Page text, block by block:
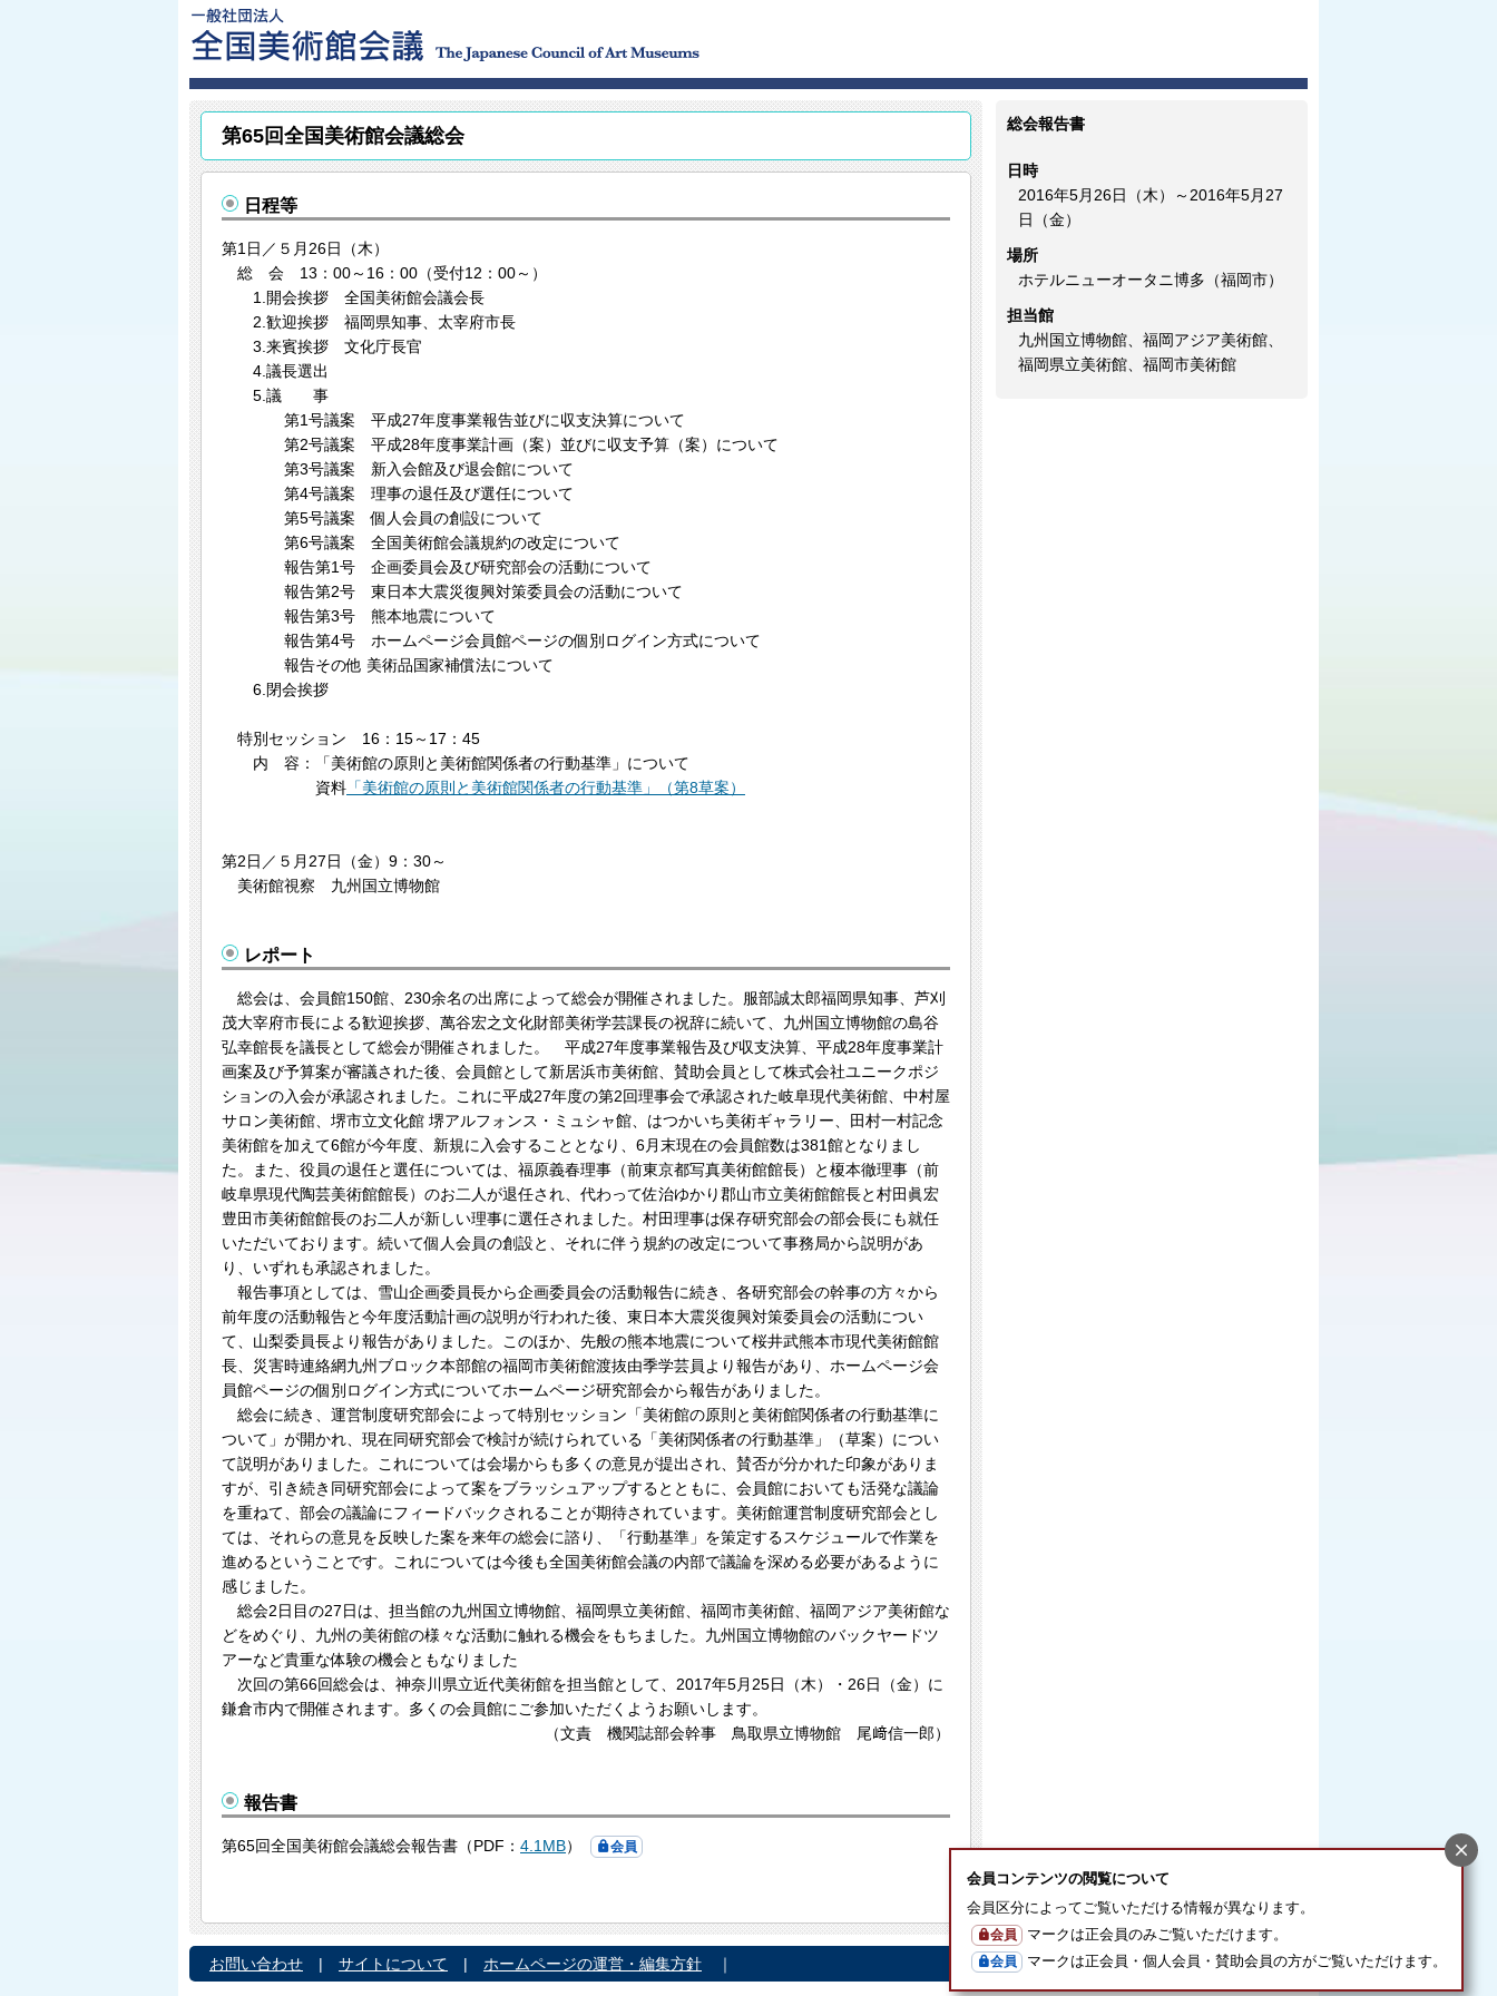
第65回全国美術館会議総会
日程等
第1日／５月26日（木）
総 会 13：00～16：00（受付12：00～）
1.開会挨拶 全国美術館会議会長
2.歓迎挨拶 福岡県知事、太宰府市長
3.来賓挨拶 文化庁長官
4.議長選出
5.議 事
第1号議案 平成27年度事業報告並びに収支決算について
第2号議案 平成28年度事業計画（案）並びに収支予算（案）について
第3号議案 新入会館及び退会館について
第4号議案 理事の退任及び選任について
第5号議案 個人会員の創設について
第6号議案 全国美術館会議規約の改定について
報告第1号 企画委員会及び研究部会の活動について
報告第2号 東日本大震災復興対策委員会の活動について
報告第3号 熊本地震について
報告第4号 ホームページ会員館ページの個別ログイン方式について
報告その他 美術品国家補償法について
6.閉会挨拶
特別セッション 16：15～17：45
内 容：「美術館の原則と美術館関係者の行動基準」について
資料 「美術館の原則と美術館関係者の行動基準」（第8草案）
第2日／５月27日（金）9：30～
美術館視察 九州国立博物館
レポート
総会は、会員館150館、230余名の出席によって総会が開催されました。服部誠太郎福岡県知事、芦刈
茂大宰府市長による歓迎挨拶、萬谷宏之文化財部美術学芸課長の祝辞に続いて、九州国立博物館の島谷
弘幸館長を議長として総会が開催されました。 平成27年度事業報告及び収支決算、平成28年度事業計
画案及び予算案が審議された後、会員館として新居浜市美術館、賛助会員として株式会社ユニークポジ
ションの入会が承認されました。これに平成27年度の第2回理事会で承認された岐阜現代美術館、中村屋
サロン美術館、堺市立文化館 堺アルフォンス・ミュシャ館、はつかいち美術ギャラリー、田村一村記念
美術館を加えて6館が今年度、新規に入会することとなり、6月末現在の会員館数は381館となりまし
た。また、役員の退任と選任については、福原義春理事（前東京都写真美術館館長）と榎本徹理事（前
岐阜県現代陶芸美術館館長）のお二人が退任され、代わって佐治ゆかり郡山市立美術館館長と村田眞宏
豊田市美術館館長のお二人が新しい理事に選任されました。村田理事は保存研究部会の部会長にも就任
いただいております。続いて個人会員の創設と、それに伴う規約の改定について事務局から説明があ
り、いずれも承認されました。
報告事項としては、雪山企画委員長から企画委員会の活動報告に続き、各研究部会の幹事の方々から
前年度の活動報告と今年度活動計画の説明が行われた後、東日本大震災復興対策委員会の活動につい
て、山梨委員長より報告がありました。このほか、先般の熊本地震について桜井武熊本市現代美術館館
長、災害時連絡網九州ブロック本部館の福岡市美術館渡抜由季学芸員より報告があり、ホームページ会
員館ページの個別ログイン方式についてホームページ研究部会から報告がありました。
総会に続き、運営制度研究部会によって特別セッション「美術館の原則と美術館関係者の行動基準に
ついて」が開かれ、現在同研究部会で検討が続けられている「美術関係者の行動基準」（草案）につい
て説明がありました。これについては会場からも多くの意見が提出され、賛否が分かれた印象がありま
すが、引き続き同研究部会によって案をブラッシュアップするとともに、会員館においても活発な議論
を重ねて、部会の議論にフィードバックされることが期待されています。美術館運営制度研究部会とし
ては、それらの意見を反映した案を来年の総会に諮り、「行動基準」を策定するスケジュールで作業を
進めるということです。これについては今後も全国美術館会議の内部で議論を深める必要があるように
感じました。
総会2日目の27日は、担当館の九州国立博物館、福岡県立美術館、福岡市美術館、福岡アジア美術館な
どをめぐり、九州の美術館の様々な活動に触れる機会をもちました。九州国立博物館のバックヤードツ
アーなど貴重な体験の機会ともなりました
次回の第66回総会は、神奈川県立近代美術館を担当館として、2017年5月25日（木）・26日（金）に
鎌倉市内で開催されます。多くの会員館にご参加いただくようお願いします。
（文責 機関誌部会幹事 鳥取県立博物館 尾﨑信一郎）
報告書
第65回全国美術館会議総会報告書（PDF： 4.1MB） 会員
総会報告書
日時
2016年5月26日（木）～2016年5月27
日（金）
場所
ホテルニューオータニ博多（福岡市）
担当館
九州国立博物館、福岡アジア美術館、
福岡県立美術館、福岡市美術館
お問い合わせ | サイトについて | ホームページの運営・編集方針 ｜
会員コンテンツの閲覧について
会員区分によってご覧いただける情報が異なります。
会員 マークは正会員のみご覧いただけます。
会員 マークは正会員・個人会員・賛助会員の方がご覧いただけます。